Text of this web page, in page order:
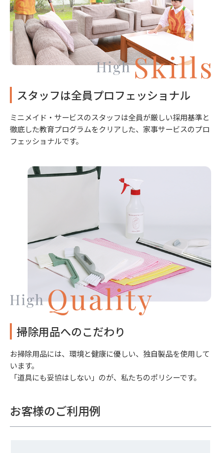
スタッフは全員プロフェッショナル
ミニメイド・サービスのスタッフは全員が厳しい採用基準と
徹底した教育プログラムをクリアした、家事サービスのプロ
フェッショナルです。
掃除用品へのこだわり
お掃除用品には、環境と健康に優しい、独自製品を使用して
います。
「道具にも妥協はしない」のが、私たちのポリシーです。
お客様のご利用例